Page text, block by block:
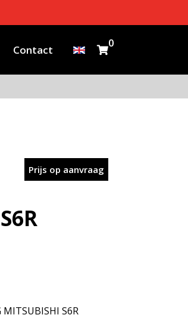
Contact
0
Prijs op aanvraag
MITSUBISHI S6R